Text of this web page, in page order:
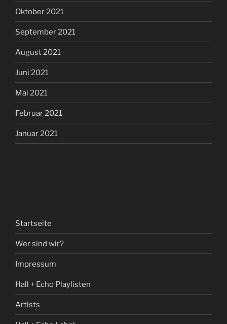
Oktober 2021
September 2021
August 2021
Juni 2021
Mai 2021
Februar 2021
Januar 2021
Startseite
Wer sind wir?
Impressum
Hall + Echo Playlisten
Artists